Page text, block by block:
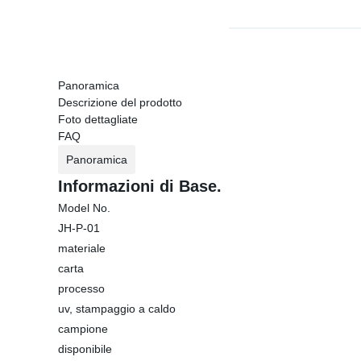
Panoramica
Descrizione del prodotto
Foto dettagliate
FAQ
Panoramica
Informazioni di Base.
Model No.
JH-P-01
materiale
carta
processo
uv, stampaggio a caldo
campione
disponibile